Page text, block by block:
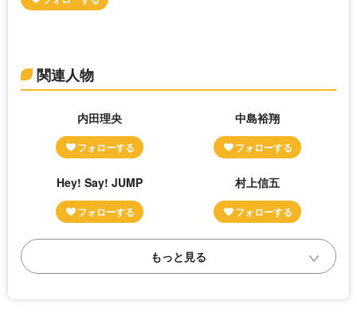
関連人物
内田理央 中島裕翔
Hey! Say! JUMP 村上信五